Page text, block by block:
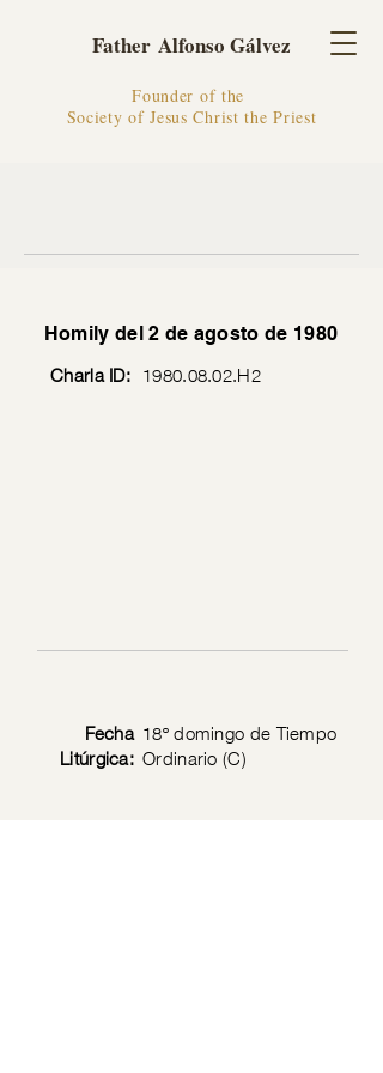
Father Alfonso Gálvez
Founder of the
Society of Jesus Christ the Priest
Homily del 2 de agosto de 1980
Charla ID: 1980.08.02.H2
Fecha
Litúrgica:
18º domingo de Tiempo
Ordinario (C)